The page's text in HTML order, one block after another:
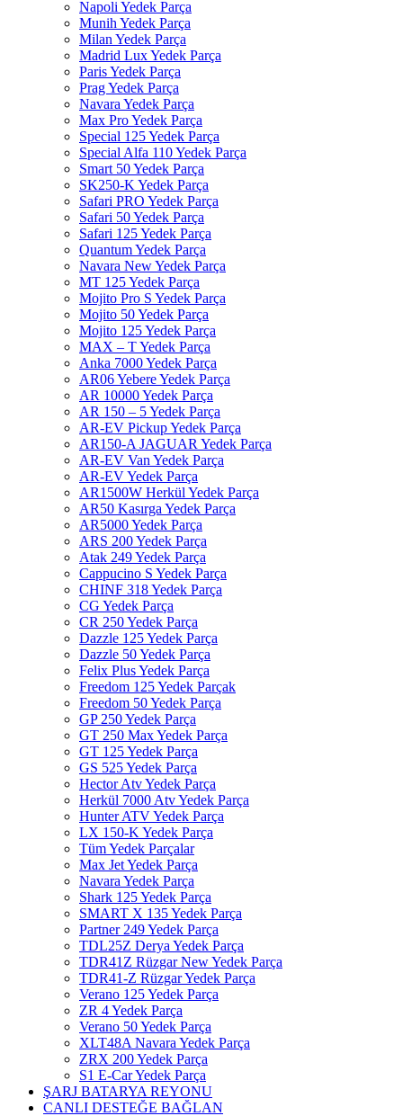
Napoli Yedek Parça
Munih Yedek Parça
Milan Yedek Parça
Madrid Lux Yedek Parça
Paris Yedek Parça
Prag Yedek Parça
Navara Yedek Parça
Max Pro Yedek Parça
Special 125 Yedek Parça
Special Alfa 110 Yedek Parça
Smart 50 Yedek Parça
SK250-K Yedek Parça
Safari PRO Yedek Parça
Safari 50 Yedek Parça
Safari 125 Yedek Parça
Quantum Yedek Parça
Navara New Yedek Parça
MT 125 Yedek Parça
Mojito Pro S Yedek Parça
Mojito 50 Yedek Parça
Mojito 125 Yedek Parça
MAX – T Yedek Parça
Anka 7000 Yedek Parça
AR06 Yebere Yedek Parça
AR 10000 Yedek Parça
AR 150 – 5 Yedek Parça
AR-EV Pickup Yedek Parça
AR150-A JAGUAR Yedek Parça
AR-EV Van Yedek Parça
AR-EV Yedek Parça
AR1500W Herkül Yedek Parça
AR50 Kasırga Yedek Parça
AR5000 Yedek Parça
ARS 200 Yedek Parça
Atak 249 Yedek Parça
Cappucino S Yedek Parça
CHINF 318 Yedek Parça
CG Yedek Parça
CR 250 Yedek Parça
Dazzle 125 Yedek Parça
Dazzle 50 Yedek Parça
Felix Plus Yedek Parça
Freedom 125 Yedek Parçak
Freedom 50 Yedek Parça
GP 250 Yedek Parça
GT 250 Max Yedek Parça
GT 125 Yedek Parça
GS 525 Yedek Parça
Hector Atv Yedek Parça
Herkül 7000 Atv Yedek Parça
Hunter ATV Yedek Parça
LX 150-K Yedek Parça
Tüm Yedek Parçalar
Max Jet Yedek Parça
Navara Yedek Parça
Shark 125 Yedek Parça
SMART X 135 Yedek Parça
Partner 249 Yedek Parça
TDL25Z Derya Yedek Parça
TDR41Z Rüzgar New Yedek Parça
TDR41-Z Rüzgar Yedek Parça
Verano 125 Yedek Parça
ZR 4 Yedek Parça
Verano 50 Yedek Parça
XLT48A Navara Yedek Parça
ZRX 200 Yedek Parça
S1 E-Car Yedek Parça
ŞARJ BATARYA REYONU
CANLI DESTEĞE BAĞLAN